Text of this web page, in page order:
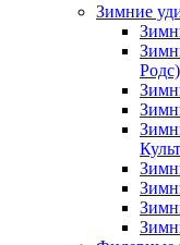
Зимние
Родс)